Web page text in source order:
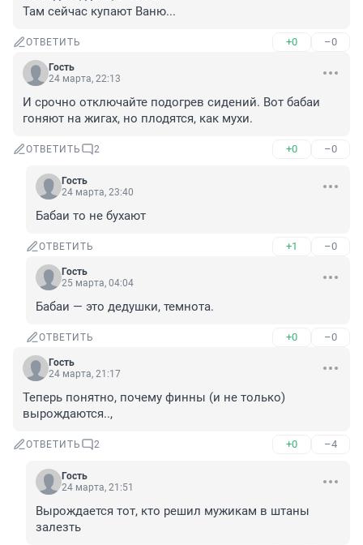
Там сейчас купают Ваню...
ОТВЕТИТЬ +0 –0
Гость
24 марта, 22:13
И срочно отключайте подогрев сидений. Вот бабаи
гоняют на жигах, но плодятся, как мухи.
ОТВЕТИТЬ 2 +0 –0
Гость
24 марта, 23:40
Бабаи то не бухают
ОТВЕТИТЬ +1 –0
Гость
25 марта, 04:04
Бабаи — это дедушки, темнота.
ОТВЕТИТЬ +0 –0
Гость
24 марта, 21:17
Теперь понятно, почему финны (и не только)
вырождаются..,
ОТВЕТИТЬ 2 +0 –4
Гость
24 марта, 21:51
Вырождается тот, кто решил мужикам в штаны
залезть